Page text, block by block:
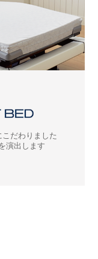
だわりました
演出します